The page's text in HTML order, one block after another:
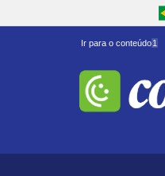
Ir para o conteúdo1